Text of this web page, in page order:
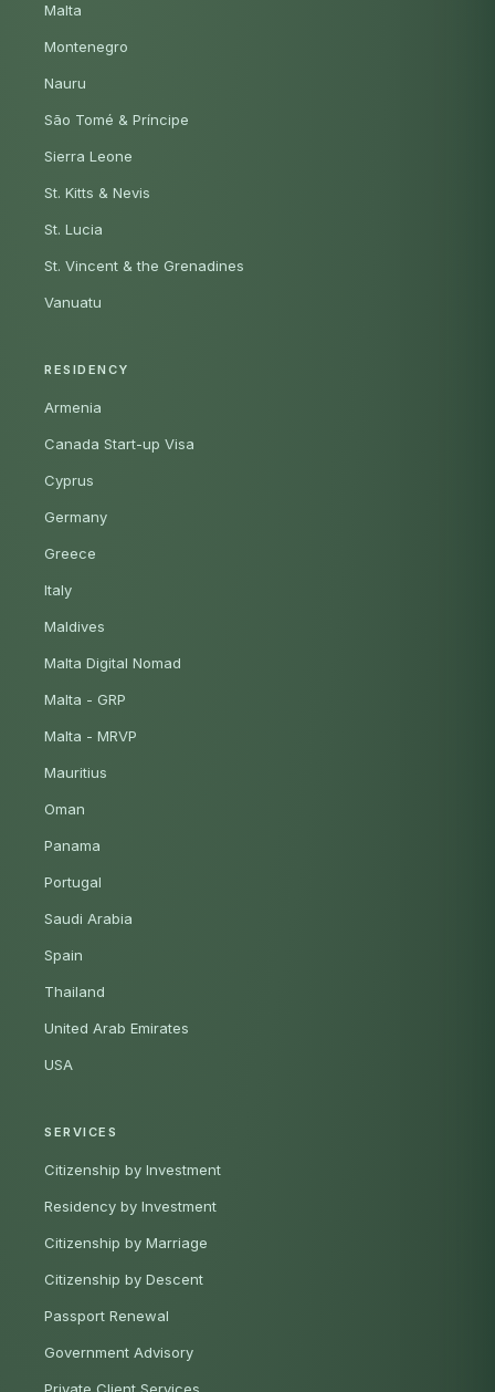
Malta
Montenegro
Nauru
São Tomé & Príncipe
Sierra Leone
St. Kitts & Nevis
St. Lucia
St. Vincent & the Grenadines
Vanuatu
RESIDENCY
Armenia
Canada Start-up Visa
Cyprus
Germany
Greece
Italy
Maldives
Malta Digital Nomad
Malta - GRP
Malta - MRVP
Mauritius
Oman
Panama
Portugal
Saudi Arabia
Spain
Thailand
United Arab Emirates
USA
SERVICES
Citizenship by Investment
Residency by Investment
Citizenship by Marriage
Citizenship by Descent
Passport Renewal
Government Advisory